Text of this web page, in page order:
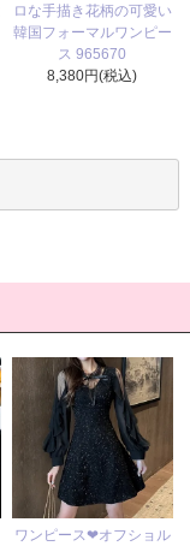
ロな手描き花柄の可愛い
韓国フォーマルワンピー
ス 965670
8,380円(税込)
ワンピース❤オフショル